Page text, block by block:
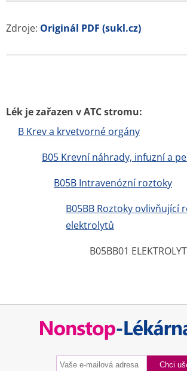
Zdroje: Originál PDF (sukl.cz)
Lék je zařazen v ATC stromu:
B Krev a krvetvorné orgány
B05 Krevní náhrady, infuzní a
B05B Intravenózní roztoky
B05BB Roztoky ovlivňující
elektrolytů
B05BB01